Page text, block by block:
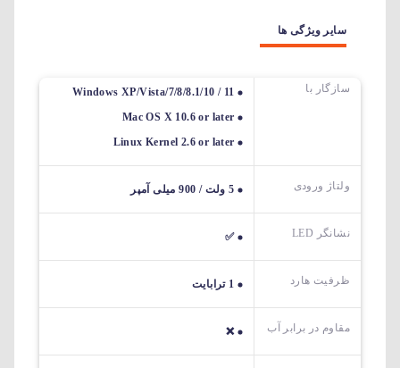
سایر ویژگی ها
سازگار با
Windows XP/Vista/7/8/8.1/10 / 11
Mac OS X 10.6 or later
Linux Kernel 2.6 or later
ولتاژ ورودی 5 ولت / 900 میلی آمپر
نشانگر LED ✅
ظرفیت هارد 1 ترابایت
مقاوم در برابر آب ❌